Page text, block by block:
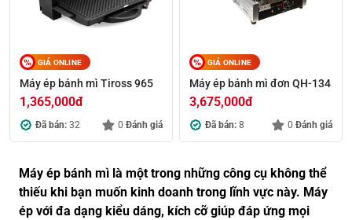
GIÁ ONLINE
Máy ép bánh mì Tiross 965
1,365,000đ
Đã bán: 32 0 Đánh giá
GIÁ ONLINE
Máy ép bánh mì đơn QH-134
3,675,000đ
Đã bán: 8 0 Đánh giá
Máy ép bánh mì là một trong những công cụ không thể
thiếu khi bạn muốn kinh doanh trong lĩnh vực này. Máy
ép với đa dạng kiểu dáng, kích cỡ giúp đáp ứng mọi